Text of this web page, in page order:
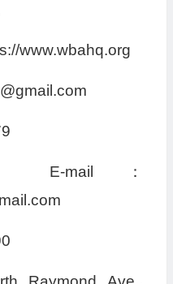
www.wbahq.org
mail：